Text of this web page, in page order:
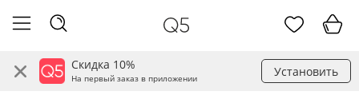
Скидка 10%
На первый заказ в приложении Установить